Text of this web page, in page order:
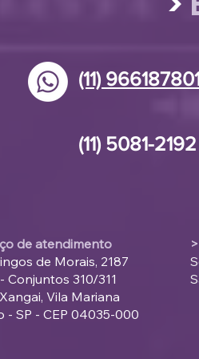
(11)
(11) 5081-2192
de atendimento
de Morais, 2187
Conjuntos 310/311
Vila Mariana
- SP - CEP 04035-000